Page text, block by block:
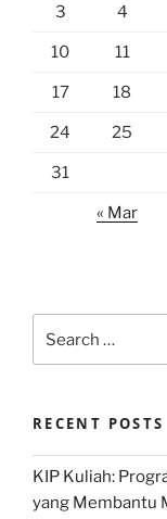
3 4
10 11
17 18
24 25
31
« Mar
for:
RECENT POSTS
KIP Kuliah:
yang Membantu